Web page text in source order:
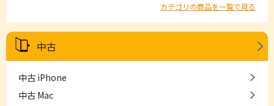
カテゴリの商品を一覧で見る
中古
中古 iPhone
中古 Mac